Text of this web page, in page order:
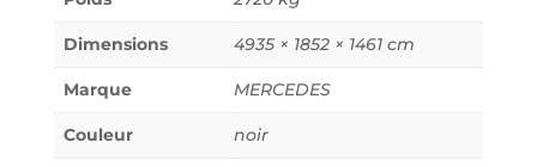
Dimensions 4935 × 1852 × 1461 cm
Marque MERCEDES
Couleur noir